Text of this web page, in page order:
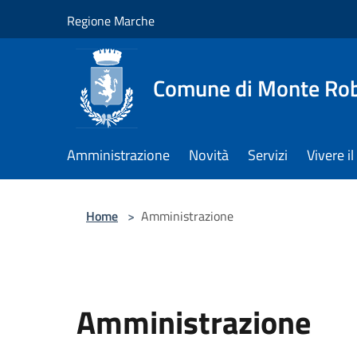
Regione Marche
Comune di Monte
Amministrazione Novità Servizi Vivere
Home > Amministrazione
Amministrazione